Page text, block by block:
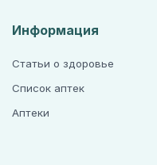
Информация
Статьи о здоровье
Список аптек
Аптеки